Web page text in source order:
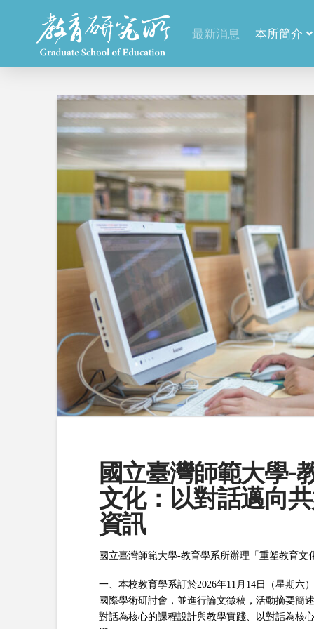
最新消息 本所簡介
國立臺灣師範大學-
文化：以對話邁向
資訊
國立臺灣師範大學-教育學系所辦理「重塑教育
一、本校教育學系訂於2026年11月14日（星期六
國際學術研討會，並進行論文徵稿，活動摘要簡
對話為核心的課程設計與教學實踐、以對話為核